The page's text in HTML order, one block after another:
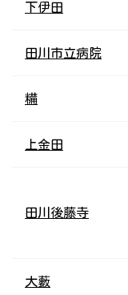
下伊田
田川市立病院
糒
上金田
田川後藤寺
大藪